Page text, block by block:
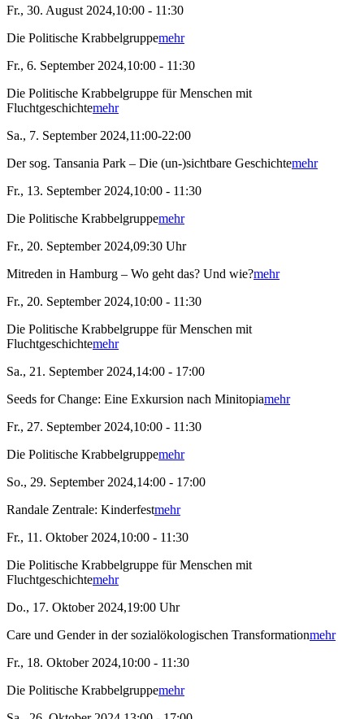
Fr., 30. August 2024,10:00 - 11:30
Die Politische Krabbelgruppemehr
Fr., 6. September 2024,10:00 - 11:30
Die Politische Krabbelgruppe für Menschen mit
Fluchtgeschichtemehr
Sa., 7. September 2024,11:00-22:00
Der sog. Tansania Park – Die (un-)sichtbare Geschichtemehr
Fr., 13. September 2024,10:00 - 11:30
Die Politische Krabbelgruppemehr
Fr., 20. September 2024,09:30 Uhr
Mitreden in Hamburg – Wo geht das? Und wie?mehr
Fr., 20. September 2024,10:00 - 11:30
Die Politische Krabbelgruppe für Menschen mit
Fluchtgeschichtemehr
Sa., 21. September 2024,14:00 - 17:00
Seeds for Change: Eine Exkursion nach Minitopiamehr
Fr., 27. September 2024,10:00 - 11:30
Die Politische Krabbelgruppemehr
So., 29. September 2024,14:00 - 17:00
Randale Zentrale: Kinderfestmehr
Fr., 11. Oktober 2024,10:00 - 11:30
Die Politische Krabbelgruppe für Menschen mit
Fluchtgeschichtemehr
Do., 17. Oktober 2024,19:00 Uhr
Care und Gender in der sozialökologischen Transformationmehr
Fr., 18. Oktober 2024,10:00 - 11:30
Die Politische Krabbelgruppemehr